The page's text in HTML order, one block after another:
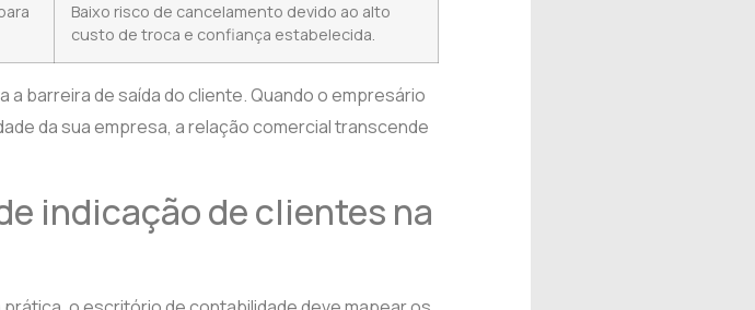
Baixo risco de cancelamento devido ao alto
custo de troca e confiança estabelecida.
barreira de saída do cliente. Quando o empresário
da sua empresa, a relação comercial transcende
indicação de clientes na